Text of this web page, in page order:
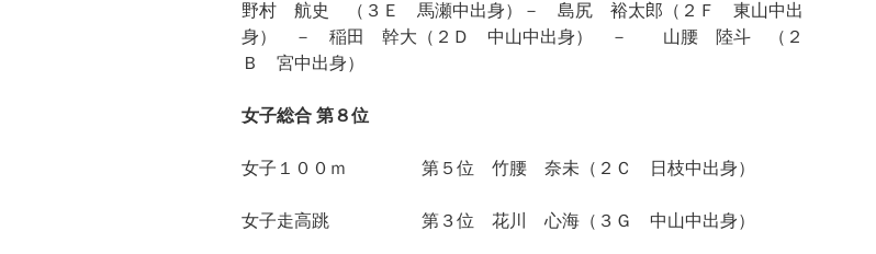
野村 航史 （３Ｅ 馬瀬中出身）－ 島尻 裕太郎（２Ｆ 東山中出
身） － 稲田 幹大（２Ｄ 中山中出身） － 山腰 陸斗 （２
Ｂ 宮中出身）
女子総合 第８位
女子１００ｍ 第５位 竹腰 奈未（２Ｃ 日枝中出身）
女子走高跳 第３位 花川 心海（３Ｇ 中山中出身）